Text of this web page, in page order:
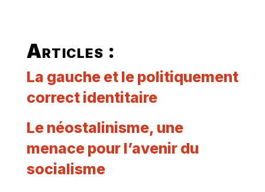
Articles :
La gauche et le politiquement
correct identitaire
Le néostalinisme, une
menace pour l’avenir du
socialisme